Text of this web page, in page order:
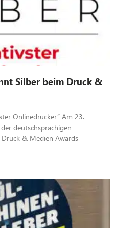
Silber beim Druck &
Onlinedrucker“ Am 23.
deutschsprachigen
& Medien Awards